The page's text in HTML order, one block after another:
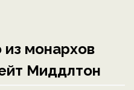
из монархов
Миддлтон